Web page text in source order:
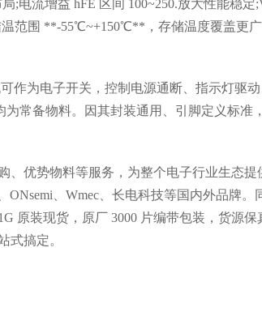
;电流增益 hFE 区间 100~250.放大性能稳定
温范围 **-55℃~+150℃**，存储温度覆盖更
作为电子开关，控制电源通断、指示灯驱
常备物料。因其封装通用、引脚定义标准
、优势物料等服务，为整个电子行业生态提
、ONsemi、Wmec、长电科技等国内外品牌
原装现货，原厂 3000 片编带包装，货源保
式搞定。